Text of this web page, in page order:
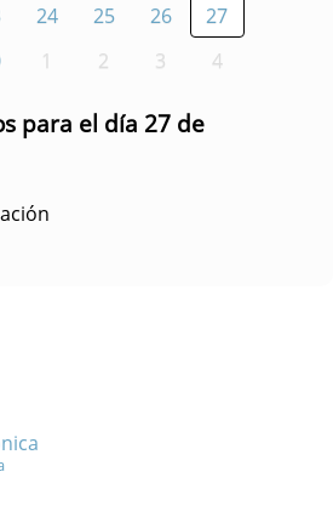
24 25 26
27
1 2 3 4
para el día 27 de